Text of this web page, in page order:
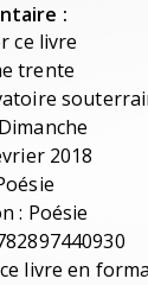
:
ce livre
trente
2018
: Poésie
livre en